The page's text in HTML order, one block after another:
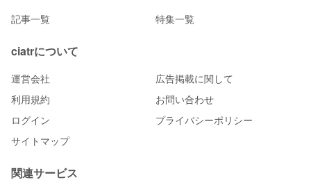
記事一覧 特集一覧
ciatrについて
運営会社
広告掲載に関して
利用規約
お問い合わせ
ログイン
プライバシーポリシー
サイトマップ
関連サービス